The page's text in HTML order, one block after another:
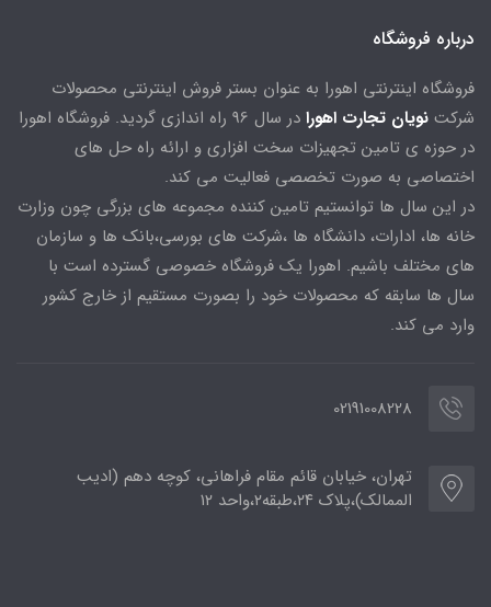
درباره فروشگاه
فروشگاه اینترنتی اهورا به عنوان بستر فروش اینترنتی محصولات
شرکت نویان تجارت اهورا
در سال 96 راه اندازی گردید. فروشگاه اهورا
در حوزه ی تامین تجهیزات سخت افزاری و ارائه راه حل های
اختصاصی به صورت تخصصی فعالیت می کند.
در این سال ها توانستیم تامین کننده مجموعه های بزرگی چون وزارت
خانه ها، ادارات، دانشگاه ها ،شرکت های بورسی،بانک ها و سازمان
های مختلف باشیم. اهورا یک فروشگاه خصوصی گسترده است با
سال ها سابقه که محصولات خود را بصورت مستقیم از خارج کشور
وارد می کند.
02191008228
تهران، خیابان قائم مقام فراهانی، کوچه دهم (ادیب
الممالک)،پلاک ۲۴،طبقه۲،واحد ۱۲